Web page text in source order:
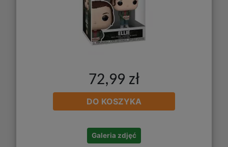
72,99 zł
DO KOSZYKA
Galeria zdjęć